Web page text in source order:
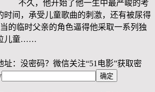
不久，他开始了他一生中最严峻的考
时间，承受儿童歌曲的刺激，还有被尿得
的临时父亲的角色逼得他采取一系列独
儿童……
址：没密码？微信关注“51电影”获取密